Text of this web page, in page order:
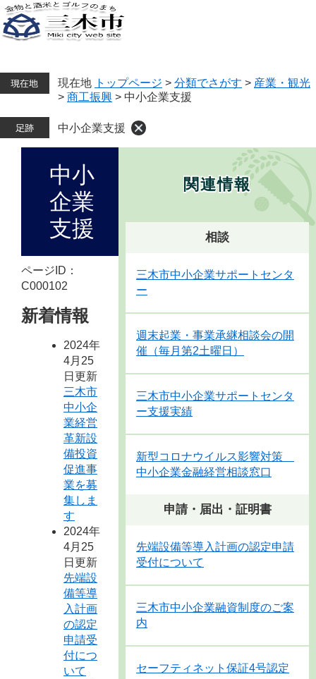
ペ
ー
ジ
頭
で
メ
ニ
ュ
飛
ば
本
ー
現在地 トップページ > 分類でさがす > 産業・観光
> 商工振興 > 中小企業支援
中小企業支援
中小
企業
支援
ページID：
C000102
新着情報
2024年
4月25
日更新
三木市
中小企
業経営
革新設
備投資
促進事
業を募
集しま
す
2024年
4月25
日更新
先端設
備等導
入計画
の認定
申請受
付につ
いて
関連情報
相談
三木市中小企業サポートセンタ
ー
週末起業・事業承継相談会の開
催（毎月第2土曜日）
三木市中小企業サポートセンタ
ー支援実績
新型コロナウイルス影響対策
中小企業金融経営相談窓口
申請・届出・証明書
先端設備等導入計画の認定申請
受付について
三木市中小企業融資制度のご案
内
セーフティネット保証4号認定